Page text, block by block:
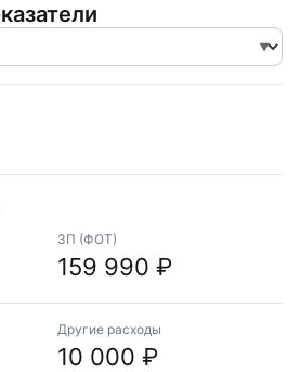
ЗП (ФОТ)
159 990 ₽
Другие расходы
10 000 ₽